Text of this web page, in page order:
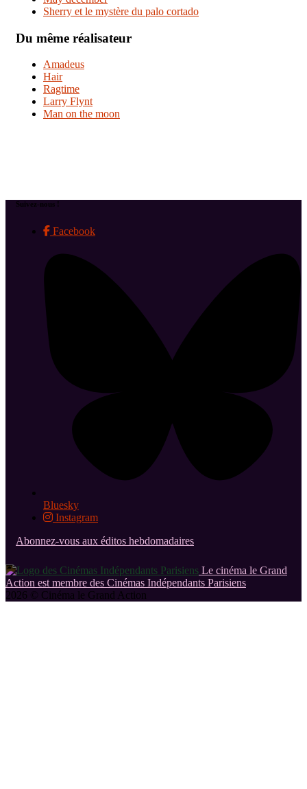
Sherry et le mystère du palo cortado
Du même réalisateur
Amadeus
Hair
Ragtime
Larry Flynt
Man on the moon
Suivez-nous !
Facebook
Bluesky
Instagram
Abonnez-vous aux éditos hebdomadaires
Le cinéma le Grand
Action est membre des Cinémas Indépendants Parisiens
2026 © Cinéma le Grand Action